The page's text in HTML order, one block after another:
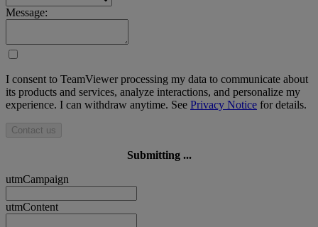
Message:
I consent to TeamViewer processing my data to communicate about
its products and services, analyze interactions, and personalize my
experience. I can withdraw anytime. See Privacy Notice for details.
Contact us
Submitting ...
utmCampaign
utmContent